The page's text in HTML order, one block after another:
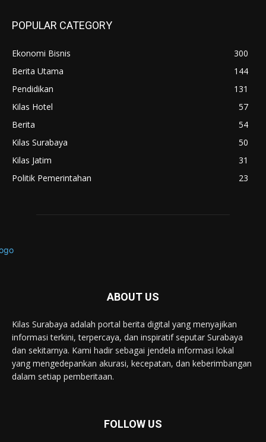
POPULAR CATEGORY
Ekonomi Bisnis
300
Berita Utama
144
Pendidikan
131
Kilas Hotel
57
Berita
54
Kilas Surabaya
50
Kilas Jatim
31
Politik Pemerintahan
23
ABOUT US
Kilas Surabaya adalah portal berita digital yang menyajikan
informasi terkini, terpercaya, dan inspiratif seputar Surabaya
dan sekitarnya. Kami hadir sebagai jendela informasi lokal
yang mengedepankan akurasi, kecepatan, dan keberimbangan
dalam setiap pemberitaan.
FOLLOW US